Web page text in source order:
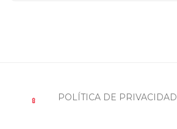
POLÍTICA DE PRIVACIDAD